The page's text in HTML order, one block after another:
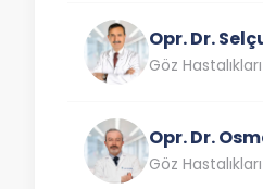
Opr. Dr.
Göz
Opr. Dr.
Göz